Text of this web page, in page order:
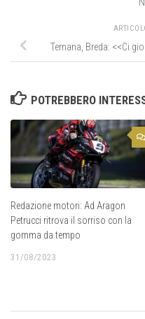
Ternana, Breda: <<Ci
POTREBBERO
Redazione motori: Ad Aragon
Petrucci ritrova il sorriso con la
gomma da tempo
31/08/2023